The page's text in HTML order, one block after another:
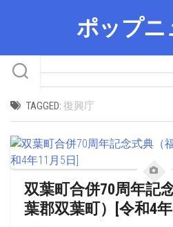
ポップニ
TAGGED: 復興庁
双葉町合併70周年記
葉郡双葉町）[令和4年